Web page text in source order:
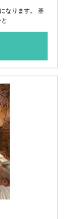
なります。 基